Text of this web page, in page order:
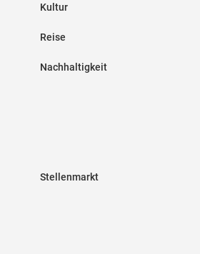
Kultur
Reise
Nachhaltigkeit
Stellenmarkt